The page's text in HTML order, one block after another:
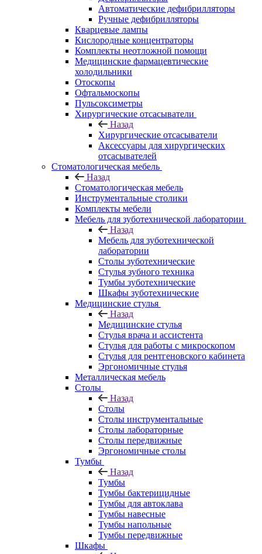
Автоматические дефибрилляторы
Ручные дефибрилляторы
Кварцевые лампы
Кислородные концентраторы
Комплекты неотложной помощи
Медицинские фармацевтические
холодильники
Отоскопы
Офтальмоскопы
Пульсоксиметры
Хирургические отсасыватели
Назад
Хирургические отсасыватели
Аксессуары для хирургических
отсасывателей
Стоматологическая мебель
Назад
Стоматологическая мебель
Инструментальные столики
Комплекты мебели
Мебель для зуботехнической лаборатории
Назад
Мебель для зуботехнической
лаборатории
Столы зуботехнические
Стулья зубного техника
Тумбы зуботехнические
Шкафы зуботехнические
Медицинские стулья
Назад
Медицинские стулья
Стулья врача и ассистента
Стулья для работы с микроскопом
Стулья для рентгеновского кабинета
Эргономичные стулья
Металлическая мебель
Столы
Назад
Столы
Столы инструментальные
Столы лабораторные
Столы передвижные
Эргономичные столы
Тумбы
Назад
Тумбы
Тумбы бактерицидные
Тумбы для автоклава
Тумбы навесные
Тумбы напольные
Тумбы передвижные
Шкафы